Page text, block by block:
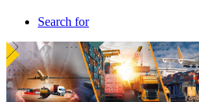
Search for